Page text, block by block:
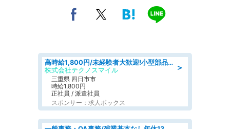
＞
高時給1,800円/未経験者大歓迎!小型部品の加工業務 denso aichi
株式会社テクノスマイル
三重県 四日市市
時給1,800円
正社員 / 派遣社員
スポンサー：求人ボックス